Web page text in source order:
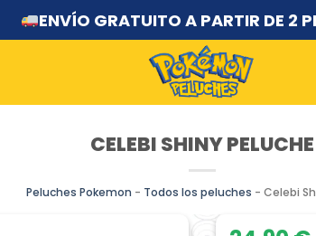
ENVÍO GRATUITO A PARTIR DE 2
CELEBI SHINY PELUCHE
Peluches Pokemon - Todos los peluches - Celebi